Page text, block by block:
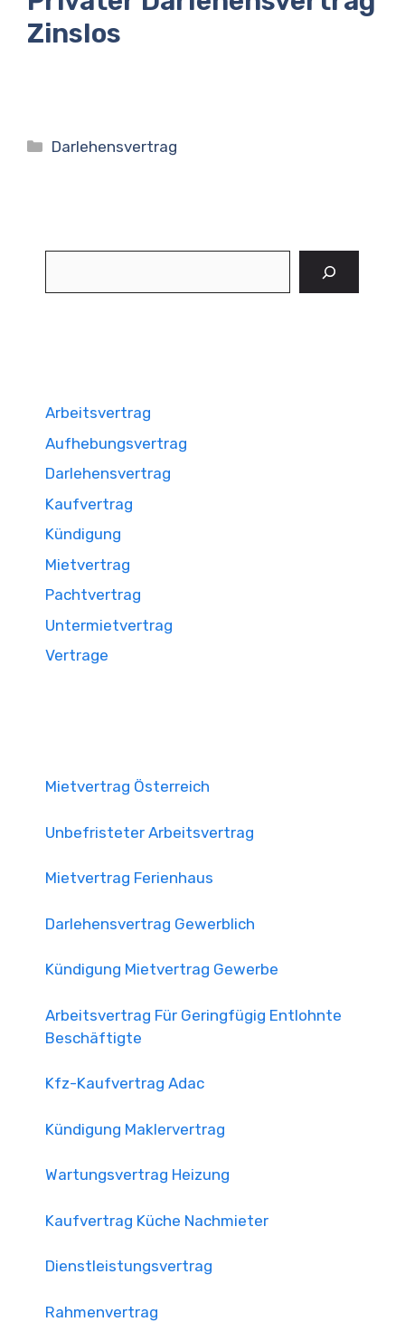
Zinslos
Kategorien
Darlehensvertrag
Arbeitsvertrag
Aufhebungsvertrag
Darlehensvertrag
Kaufvertrag
Kündigung
Mietvertrag
Pachtvertrag
Untermietvertrag
Vertrage
Mietvertrag Österreich
Unbefristeter Arbeitsvertrag
Mietvertrag Ferienhaus
Darlehensvertrag Gewerblich
Kündigung Mietvertrag Gewerbe
Arbeitsvertrag Für Geringfügig Entlohnte
Beschäftigte
Kfz-Kaufvertrag Adac
Kündigung Maklervertrag
Wartungsvertrag Heizung
Kaufvertrag Küche Nachmieter
Dienstleistungsvertrag
Rahmenvertrag